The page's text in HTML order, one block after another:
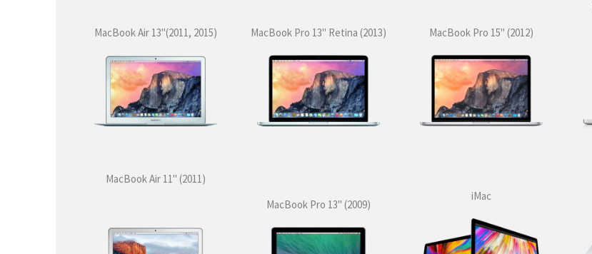
MacBook Air 13''(2011, 2015) MacBook Pro 13'' Retina (2013) MacBook Pro 15'' (2012)
MacBook Air 11'' (2011)
MacBook Pro 13'' (2009)
iMac